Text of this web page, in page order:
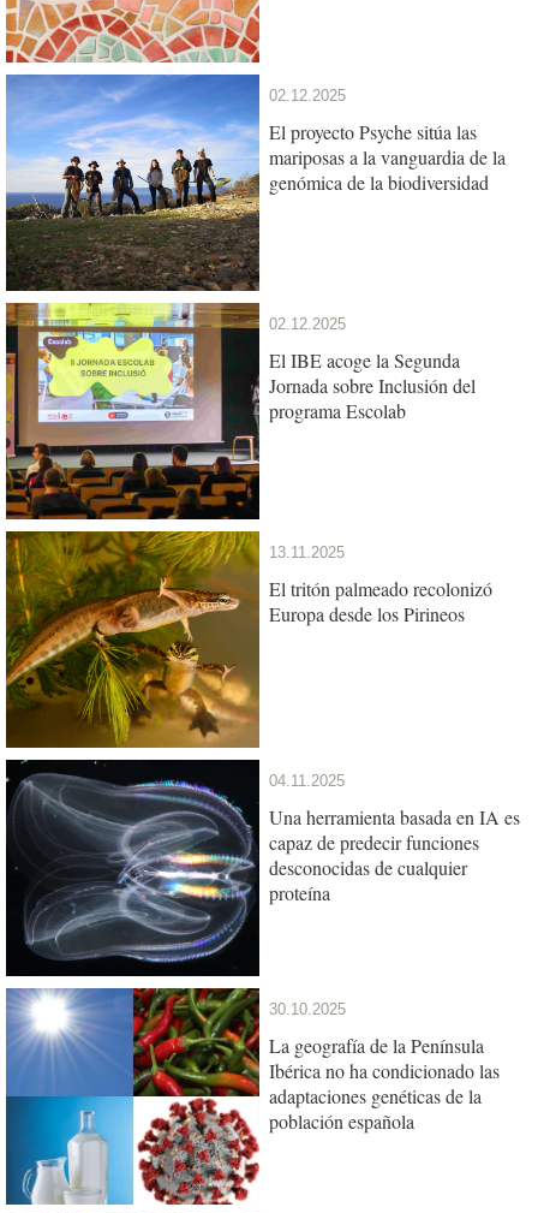
02.12.2025
El proyecto Psyche sitúa las
mariposas a la vanguardia de la
genómica de la biodiversidad
02.12.2025
El IBE acoge la Segunda
Jornada sobre Inclusión del
programa Escolab
13.11.2025
El tritón palmeado recolonizó
Europa desde los Pirineos
04.11.2025
Una herramienta basada en IA es
capaz de predecir funciones
desconocidas de cualquier
proteína
30.10.2025
La geografía de la Península
Ibérica no ha condicionado las
adaptaciones genéticas de la
población española